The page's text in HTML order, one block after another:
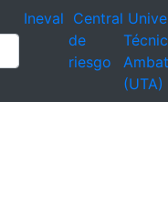
Ineval Central
de
riesgo
(UTA)